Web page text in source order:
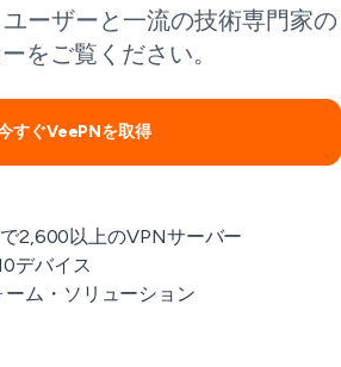
ーザーと一流の技術専門家の
をご覧ください。
すぐVeePNを取得
2,600以上のVPNサーバー
デバイス
ム・ソリューション